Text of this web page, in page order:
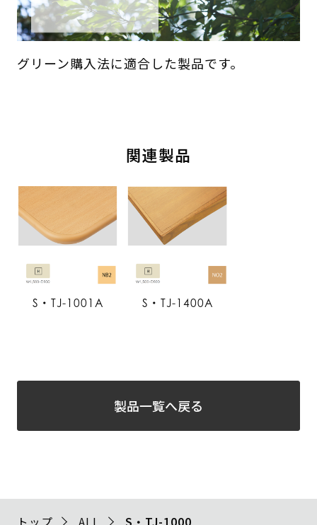
グリーン購入法に適合した製品です。
関連製品
S・TJ-1001A S・TJ-1400A
製品一覧へ戻る
トップ ALL S・TJ-1000